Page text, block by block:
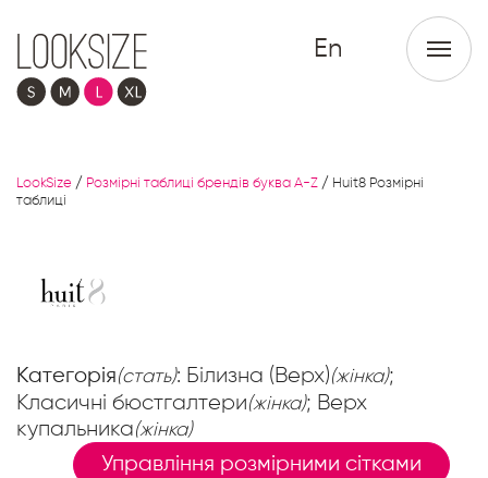
En
LookSize / Розмірні таблиці брендів буква A-Z / Huit8 Розмірні
таблиці
Категорія(стать): Білизна (Верх)(жінка);
Класичні бюстгалтери(жінка); Верх
купальника(жінка)
Управління розмірними сітками